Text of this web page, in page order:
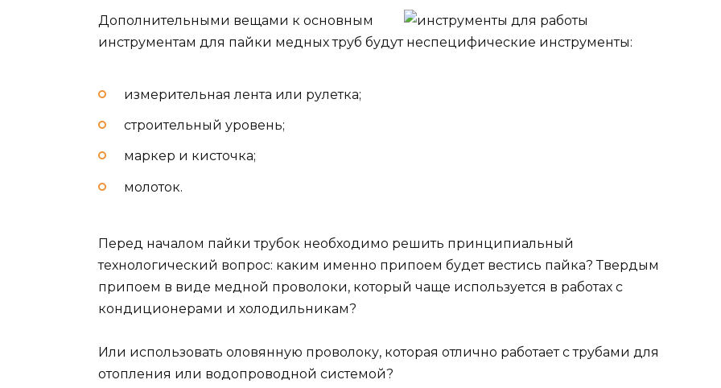
Дополнительными вещами к основным
инструментам для пайки медных труб будут неспецифические инструменты:
измерительная лента или рулетка;
строительный уровень;
маркер и кисточка;
молоток.
Перед началом пайки трубок необходимо решить принципиальный
технологический вопрос: каким именно припоем будет вестись пайка? Твердым
припоем в виде медной проволоки, который чаще используется в работах с
кондиционерами и холодильникам?
Или использовать оловянную проволоку, которая отлично работает с трубами для
отопления или водопроводной системой?